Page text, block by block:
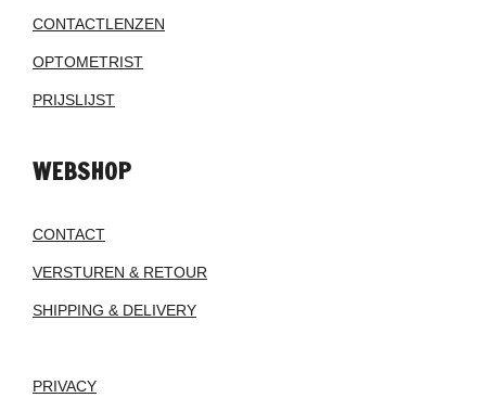
CONTACTLENZEN
OPTOMETRIST
PRIJSLIJST
WEBSHOP
CONTACT
VERSTUREN & RETOUR
SHIPPING & DELIVERY
PRIVACY